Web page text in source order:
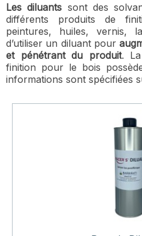
Les diluants sont des
différents produits de
peintures, huiles, vernis,
d’utiliser un diluant pour
et pénétrant du produit.
finition pour le bois
informations sont spécifiées